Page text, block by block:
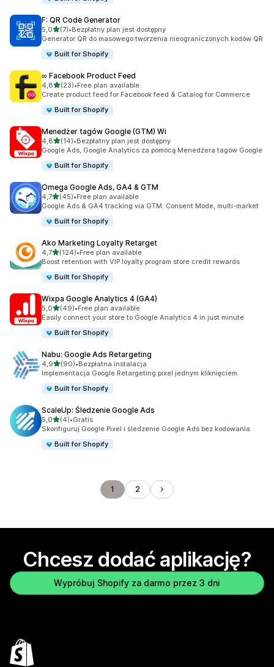
F: QR Code Generator
5,0na 5 gwiazdek
(7)
Łączna liczba recenzji: 7
•Bezpłatny plan jest dostępny
Generator QR do masowego tworzenia nieograniczonych kodów QR
Built for Shopify
∞ Facebook Product Feed
4,8na 5 gwiazdek
(23)
Łączna liczba recenzji: 23
•Free plan available
Create product feed for Facebook feed & Catalog for Commerce
Built for Shopify
Menedżer tagów Google (GTM) Wi
4,8na 5 gwiazdek
(14)
Łączna liczba recenzji: 14
•Bezpłatny plan jest dostępny
Google Ads, Google Analytics za pomocą Menedżera tagów Google
Built for Shopify
Omega Google Ads, GA4 & GTM
4,7na 5 gwiazdek
(45)
Łączna liczba recenzji: 45
•Free plan available
Google Ads & GA4 tracking via GTM. Consent Mode, multi-market
Built for Shopify
Ako Marketing Loyalty Retarget
4,7na 5 gwiazdek
(124)
Łączna liczba recenzji: 124
•Free plan available
Boost retention with VIP loyalty program store credit rewards
Built for Shopify
Wixpa Google Analytics 4 (GA4)
5,0na 5 gwiazdek
(49)
Łączna liczba recenzji: 49
•Free plan available
Easily connect your store to Google Analytics 4 in just minute
Built for Shopify
Nabu: Google Ads Retargeting
4,9na 5 gwiazdek
(90)
Łączna liczba recenzji: 90
•Bezpłatna instalacja
Implementacja Google Retargeting pixel jednym kliknięciem.
Built for Shopify
ScaleUp: Śledzenie Google Ads
5,0na 5 gwiazdek
(4)
Łączna liczba recenzji: 4
•Gratis
Skonfiguruj Google Pixel i śledzenie Google Ads bez kodowania
Built for Shopify
1 2
Chcesz dodać aplikację?
Wypróbuj Shopify za darmo przez 3 dni